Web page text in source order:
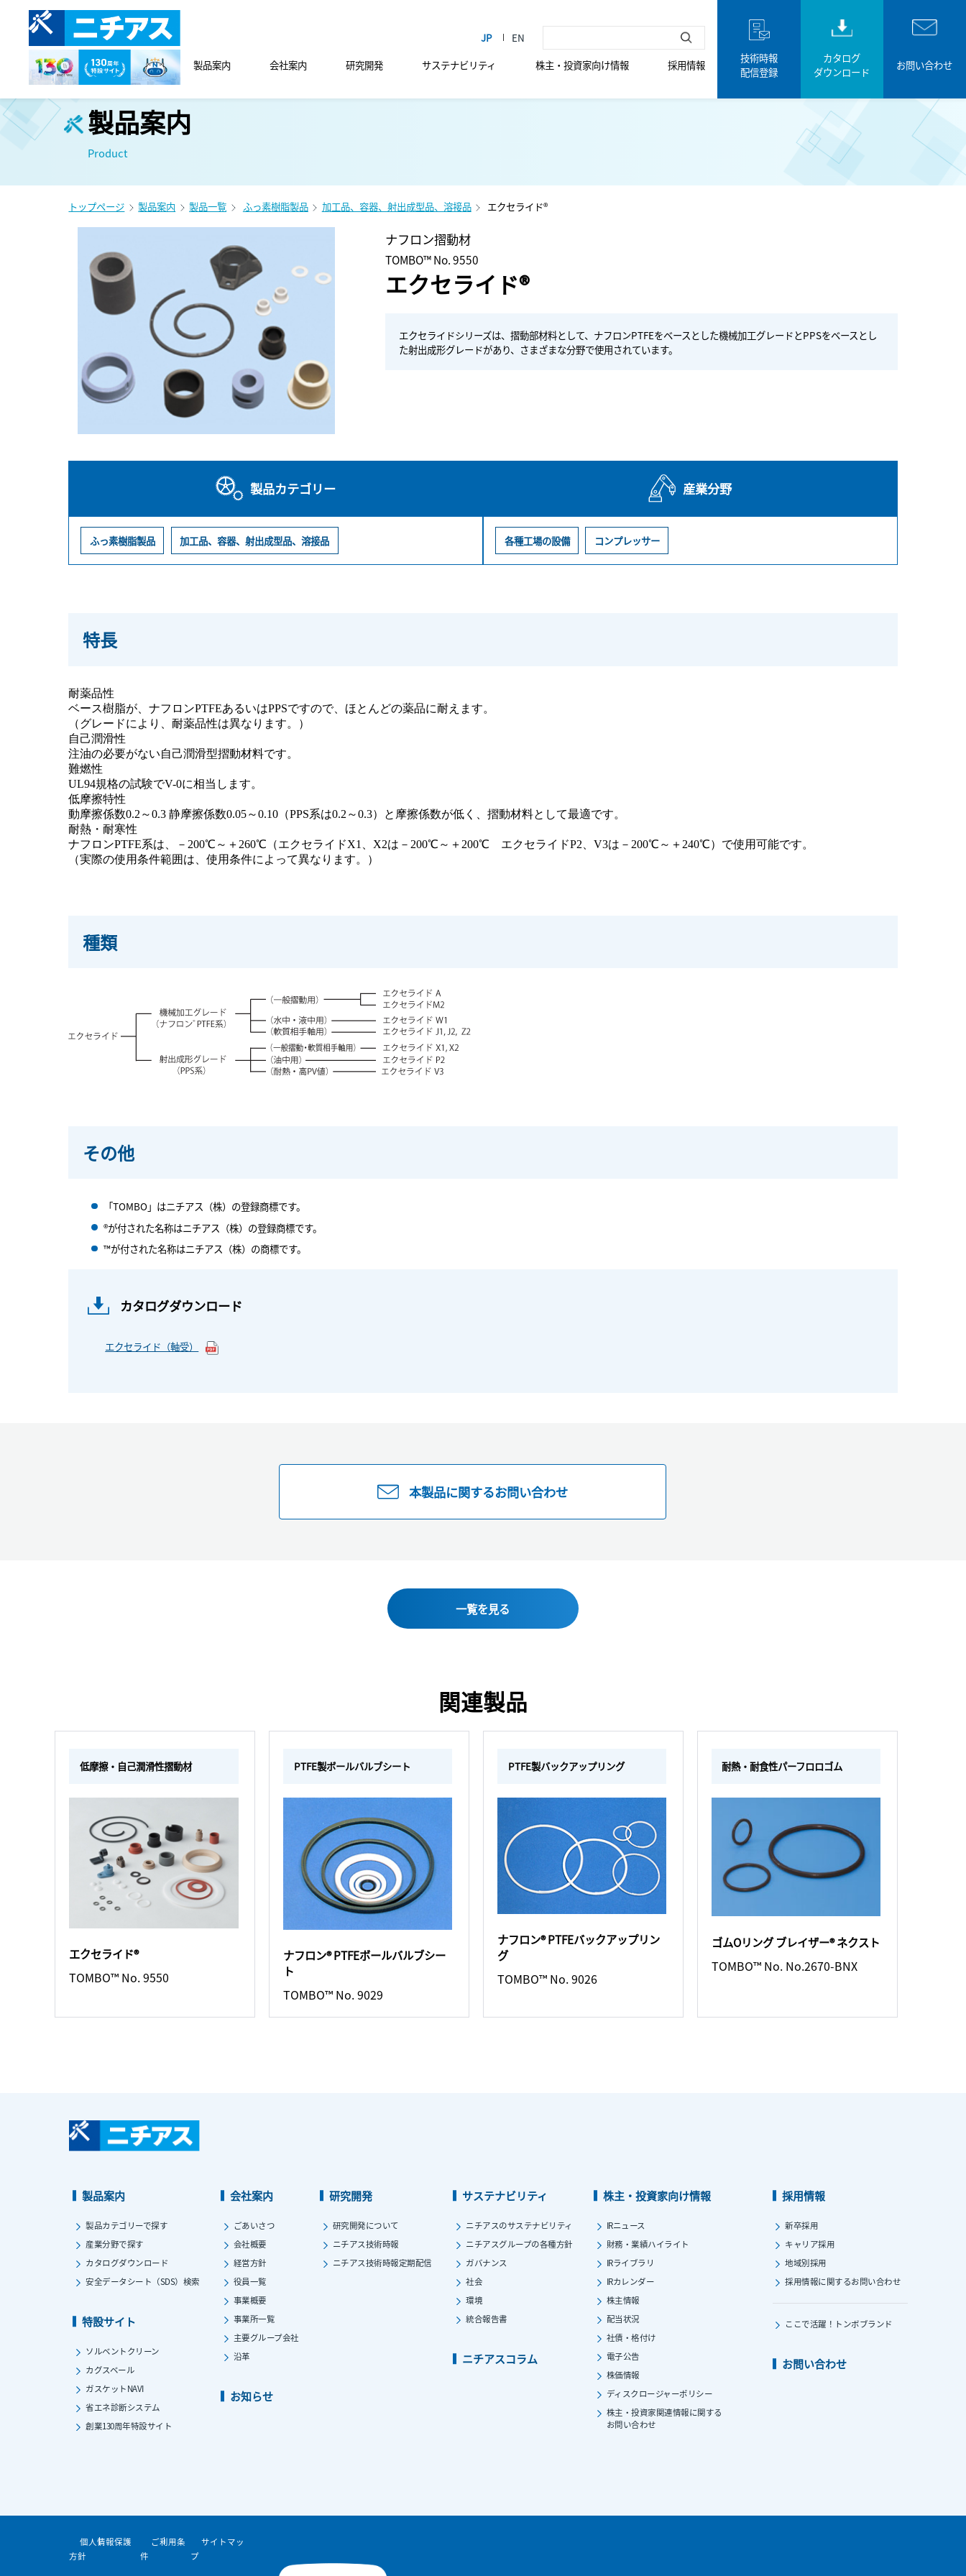
製品案内 会社案内 研究開発 サステナビリティ 株主・投資家向け情報 採用情報
技術時報
配信登録
カタログ
ダウンロード
お問い合わせ
製品案内
Product
トップページ 製品案内 製品一覧 ふっ素樹脂製品 加工品、容器、射出成型品、溶接品 エクセライド®
ナフロン摺動材
TOMBO™ No. 9550
エクセライド®
エクセライドシリーズは、摺動部材料として、ナフロンPTFEをベースとした機械加工グレードとPPSをベースとし
た射出成形グレードがあり、さまざまな分野で使用されています。
製品カテゴリー
ふっ素樹脂製品 加工品、容器、射出成型品、溶接品
産業分野
各種工場の設備 コンプレッサー
特長
耐薬品性
ベース樹脂が、ナフロンPTFEあるいはPPSですので、ほとんどの薬品に耐えます。
（グレードにより、耐薬品性は異なります。）
自己潤滑性
注油の必要がない自己潤滑型摺動材料です。
難燃性
UL94規格の試験でV-0に相当します。
低摩擦特性
動摩擦係数0.2～0.3 静摩擦係数0.05～0.10（PPS系は0.2～0.3）と摩擦係数が低く、摺動材料として最適です。
耐熱・耐寒性
ナフロンPTFE系は、－200℃～＋260℃（エクセライドX1、X2は－200℃～＋200℃ エクセライドP2、V3は－200℃～＋240℃）で使用可能です。
（実際の使用条件範囲は、使用条件によって異なります。）
種類
その他
「TOMBO」はニチアス（株）の登録商標です。
®が付された名称はニチアス（株）の登録商標です。
™が付された名称はニチアス（株）の商標です。
カタログダウンロード
エクセライド（軸受）
本製品に関するお問い合わせ
一覧を見る
関連製品
低摩擦・自己潤滑性摺動材
エクセライド®
TOMBO™ No. 9550
PTFE製ボールバルブシート
ナフロン® PTFEボールバルブシー
ト
TOMBO™ No. 9029
PTFE製バックアップリング
ナフロン® PTFEバックアップリン
グ
TOMBO™ No. 9026
耐熱・耐食性パーフロロゴム
ゴムOリング ブレイザー® ネクスト
TOMBO™ No. No.2670-BNX
製品案内
製品カテゴリーで探す
産業分野で探す
カタログダウンロード
安全データシート（SDS）検索
特設サイト
ソルベントクリーン
カグスベール
ガスケットNAVI
省エネ診断システム
創業130周年特設サイト
会社案内
ごあいさつ
会社概要
経営方針
役員一覧
事業概要
事業所一覧
主要グループ会社
沿革
お知らせ
研究開発
研究開発について
ニチアス技術時報
ニチアス技術時報定期配信
サステナビリティ
ニチアスのサステナビリティ
ニチアスグループの各種方針
ガバナンス
社会
環境
統合報告書
ニチアスコラム
株主・投資家向け情報
IRニュース
財務・業績ハイライト
IRライブラリ
IRカレンダー
株主情報
配当状況
社債・格付け
電子公告
株価情報
ディスクロージャーポリシー
株主・投資家関連情報に関する
お問い合わせ
採用情報
新卒採用
キャリア採用
地域別採用
採用情報に関するお問い合わせ
ここで活躍！ トンボブランド
お問い合わせ
個人情報保護
方針
ご利用条
件
サイトマッ
プ